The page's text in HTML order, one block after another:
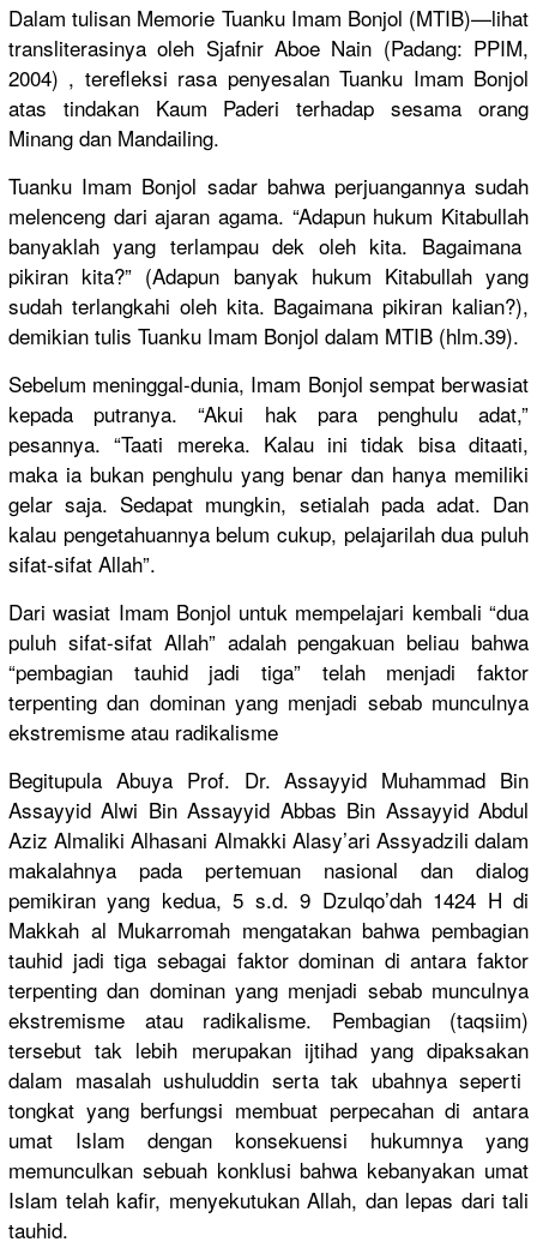
Dalam tulisan Memorie Tuanku Imam Bonjol (MTIB)—lihat
transliterasinya oleh Sjafnir Aboe Nain (Padang: PPIM,
2004) , terefleksi rasa penyesalanTuanku Imam Bonjol
atas tindakan Kaum Paderi terhadap sesama orang
Minang dan Mandailing.
Tuanku Imam Bonjol sadar bahwa perjuangannya sudah
melenceng dari ajaran agama. “Adapun hukum Kitabullah
banyaklah yang terlampau dek oleh kita. Bagaimana
pikiran kita?” (Adapun banyak hukum Kitabullahyang
sudah terlangkahi oleh kita. Bagaimana pikiran kalian?),
demikian tulis Tuanku Imam Bonjol dalam MTIB (hlm.39).
Sebelum meninggal-dunia, Imam Bonjol sempat berwasiat
kepada putranya. “Akui hak para penghulu adat,”
pesannya. “Taati mereka. Kalau ini tidak bisa ditaati,
maka ia bukan penghulu yang benar dan hanya memiliki
gelar saja. Sedapat mungkin, setialah pada adat. Dan
kalau pengetahuannya belum cukup, pelajarilah dua puluh
sifat-sifat Allah”.
Dari wasiat Imam Bonjol untuk mempelajari kembali “dua
puluh sifat-sifat Allah” adalah pengakuan beliau bahwa
“pembagian tauhid jadi tiga” telah menjadi faktor
terpenting dan dominan yang menjadi sebab munculnya
ekstremisme atau radikalisme
Begitupula Abuya Prof. Dr. Assayyid Muhammad Bin
Assayyid Alwi Bin Assayyid Abbas Bin Assayyid Abdul
Aziz Almaliki Alhasani Almakki Alasy’ari Assyadzili dalam
makalahnya pada pertemuan nasional dan dialog
pemikiran yang kedua, 5 s.d. 9 Dzulqo’dah1424 H di
Makkah al Mukarromah mengatakanbahwa pembagian
tauhid jadi tiga sebagai faktor dominan di antara faktor
terpenting dan dominan yang menjadi sebab munculnya
ekstremisme atau radikalisme. Pembagian (taqsiim)
tersebut tak lebih merupakan ijtihad yang dipaksakan
dalam masalah ushuluddin serta tak ubahnya seperti
tongkat yang berfungsi membuat perpecahandi antara
umat Islam dengan konsekuensi hukumnya yang
memunculkan sebuah konklusi bahwa kebanyakan umat
Islam telah kafir, menyekutukan Allah, dan lepas dari tali
tauhid.